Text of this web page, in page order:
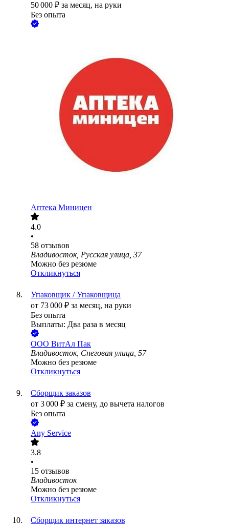
50 000 ₽ за месяц, на руки
Без опыта
Аптека Миницен
4.0
•
58 отзывов
Владивосток, Русская улица, 37
Можно без резюме
Откликнуться
Упаковщик / Упаковщица
от 73 000 ₽ за месяц, на руки
Без опыта
Выплаты: Два раза в месяц
ООО ВитАл Пак
Владивосток, Снеговая улица, 57
Можно без резюме
Откликнуться
Сборщик заказов
от 3 000 ₽ за смену, до вычета налогов
Без опыта
Any Service
3.8
•
15 отзывов
Владивосток
Можно без резюме
Откликнуться
Сборщик интернет заказов